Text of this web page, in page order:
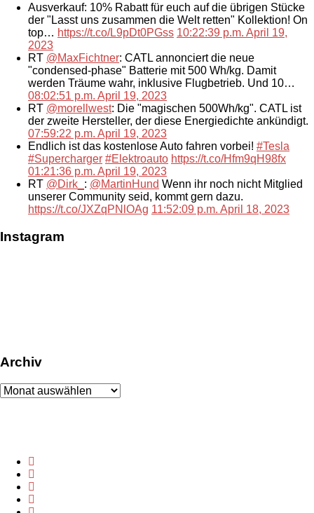
Ausverkauf: 10% Rabatt für euch auf die übrigen Stücke
der "Lasst uns zusammen die Welt retten" Kollektion! On
top… https://t.co/L9pDt0PGss 10:22:39 p.m. April 19,
2023
RT @MaxFichtner: CATL annonciert die neue
"condensed-phase" Batterie mit 500 Wh/kg. Damit
werden Träume wahr, inklusive Flugbetrieb. Und 10…
08:02:51 p.m. April 19, 2023
RT @morellwest: Die "magischen 500Wh/kg". CATL ist
der zweite Hersteller, der diese Energiedichte ankündigt.
07:59:22 p.m. April 19, 2023
Endlich ist das kostenlose Auto fahren vorbei! #Tesla
#Supercharger #Elektroauto https://t.co/Hfm9qH98fx
01:21:36 p.m. April 19, 2023
RT @Dirk_ : @MartinHund Wenn ihr noch nicht Mitglied
unserer Community seid, kommt gern dazu.
https://t.co/JXZqPNlOAg 11:52:09 p.m. April 18, 2023
Instagram
Archiv
Archiv